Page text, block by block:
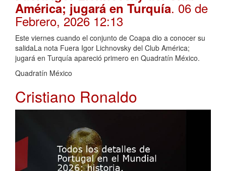
América; jugará en Turquía. 06 de
Febrero, 2026 12:13
Este viernes cuando el conjunto de Coapa dio a conocer su
salidaLa nota Fuera Igor Lichnovsky del Club América;
jugará en Turquía apareció primero en Quadratín México.
Quadratín México
Cristiano Ronaldo